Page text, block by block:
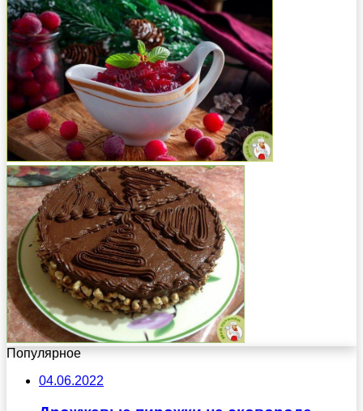
Популярное
04.06.2022